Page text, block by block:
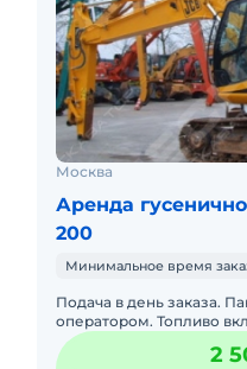
Москва
Аренда
200
Минимальное время
Подача в день заказа.
оператором. Топливо
Долгосрочная аренда.
с малой наработк
2